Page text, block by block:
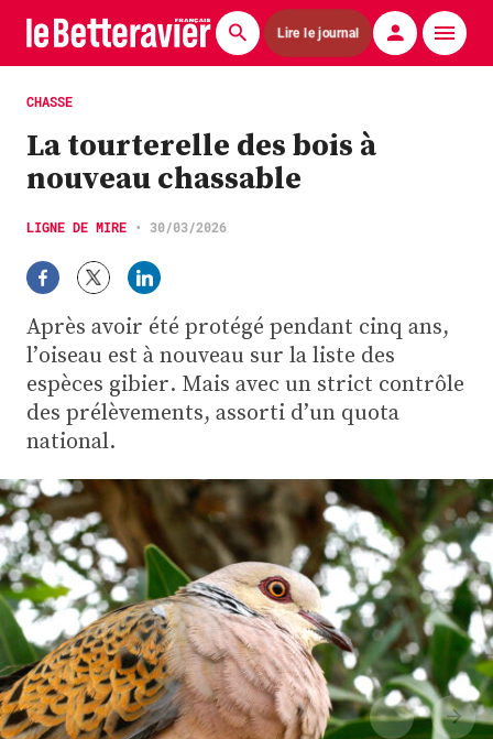
Lire le journal
Actualités
Économie
Agronomie
Matériels
La technique ITB
Pommes de terre
Guides pratiques
Chasse
Plus
Abonnez-vous
CHASSE
La tourterelle des bois à
nouveau chassable
LIGNE DE MIRE • 30/03/2026
Après avoir été protégé pendant cinq ans,
l’oiseau est à nouveau sur la liste des
espèces gibier. Mais avec un strict contrôle
des prélèvements, assorti d’un quota
national.